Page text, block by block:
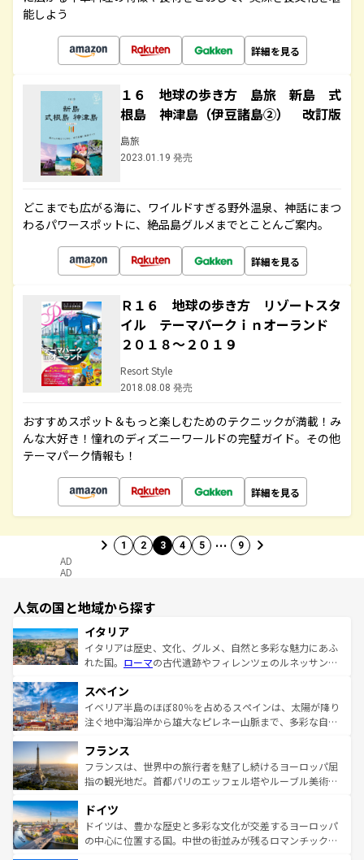
能しよう
詳細を見る
１６ 地球の歩き方 島旅 新島 式
根島 神津島（伊豆諸島②） 改訂版
島旅
2023.01.19 発売
どこまでも広がる海に、ワイルドすぎる野外温泉、神話にまつ
わるパワースポットに、絶品島グルメまでとことんご案内。
詳細を見る
Ｒ１６ 地球の歩き方 リゾートスタ
イル テーマパークｉｎオーランド
２０１８～２０１９
Resort Style
2018.08.08 発売
おすすめスポット＆もっと楽しむためのテクニックが満載！み
んな大好き！憧れのディズニーワールドの完璧ガイド。その他
テーマパーク情報も！
詳細を見る
1 2 3 4 5 … 9
AD
AD
人気の国と地域から探す
イタリア
イタリアは歴史、文化、グルメ、自然と多彩な魅力にあふ
れた国。 ローマの古代遺跡やフィレンツェのルネッサンス
ろん、トスカーナの美しい田園風景やアマルフィ海岸の絶
景など、自然景観も見逃せない。観光の合間には、本場の
ピザやパスタなど、絶品のイタリア料理を堪能することも
ませてくれるイタリアで、忘れられない旅をしてみよう！
なお、新着のイタリア情報はコンテンツ一覧 を参照してほ
しい。
スペイン
イベリア半島のほぼ80％を占めるスペインは、太陽が降り
注ぐ地中海沿岸から雄大なピレネー山脈まで、多彩な自然
文化が根付くこの国では、情熱的なフラメンコ、熱気あふ
れる闘牛、そして美味しいタパスが生活の一部となってい
る。首都マドリードの洗練された雰囲気や、バルセロナの
の城塞都市、穏やかなビーチリゾートまで多彩な表情を見
せる。地方によって風土や気候が異なるスペインはその個
性で訪れる人を魅了する。 なお、新着のスペイン情報はコ
フランス
フランスは、世界中の旅行者を魅了し続けるヨーロッパ屈
指の観光地だ。首都パリのエッフェル塔やルーブル美術館
で、幅広い魅力が詰まっている。華麗な宮殿、歴史的な大
聖堂、美しいビーチ、そして豊かな自然が、訪れる者を心
から魅了する。また、フランスは美食の国としても知ら
ドイツ
ドイツは、豊かな歴史と多彩な文化が交差するヨーロッパ
の中心に位置する国。中世の街並みが残るロマンチック街